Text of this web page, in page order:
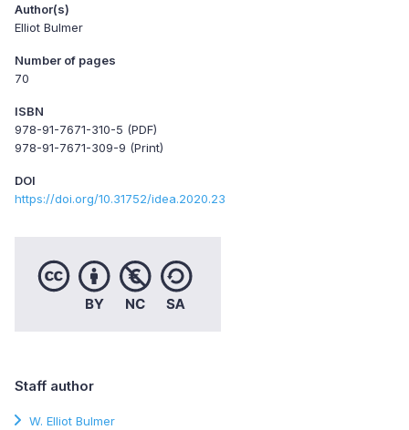
Author(s)
Elliot Bulmer
Number of pages
70
ISBN
978-91-7671-310-5 (PDF)
978-91-7671-309-9 (Print)
DOI
https://doi.org/10.31752/idea.2020.23
Staff author
W. Elliot Bulmer